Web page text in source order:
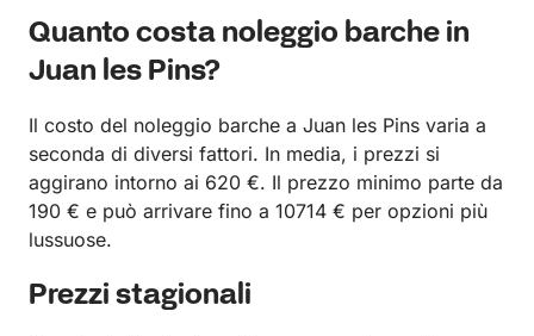
Quanto costa noleggio barche in
Juan les Pins?
Il costo del noleggio barche a Juan les Pins varia a
seconda di diversi fattori. In media, i prezzi si
aggirano intorno ai 620 €. Il prezzo minimo parte da
190 € e può arrivare fino a 10714 € per opzioni più
lussuose.
Prezzi stagionali